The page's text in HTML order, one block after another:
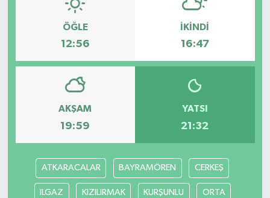
ÖĞLE
12:56
İKINDI
16:47
AKŞAM
19:59
YATSI
21:32
ATKARACALAR BAYRAMÖREN CERKEŞ
ILGAZ KIZILIRMAK KURŞUNLU ORTA